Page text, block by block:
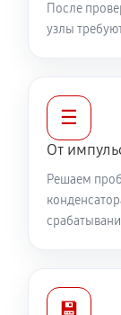
После
узлы
☰
От
Решаем
💾